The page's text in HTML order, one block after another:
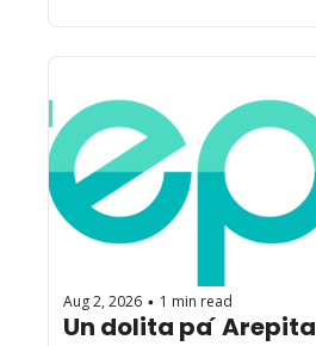
Aug 2, 2026 • 1 min read
Un dolita pa ́ Arepita